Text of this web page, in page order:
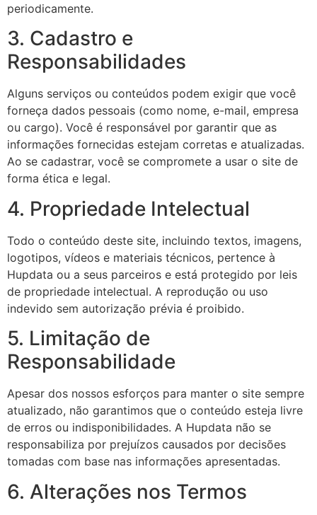
periodicamente.
3. Cadastro e
Responsabilidades
Alguns serviços ou conteúdos podem exigir que você
forneça dados pessoais (como nome, e-mail, empresa
ou cargo). Você é responsável por garantir que as
informações fornecidas estejam corretas e atualizadas.
Ao se cadastrar, você se compromete a usar o site de
forma ética e legal.
4. Propriedade Intelectual
Todo o conteúdo deste site, incluindo textos, imagens,
logotipos, vídeos e materiais técnicos, pertence à
Hupdata ou a seus parceiros e está protegido por leis
de propriedade intelectual. A reprodução ou uso
indevido sem autorização prévia é proibido.
5. Limitação de
Responsabilidade
Apesar dos nossos esforços para manter o site sempre
atualizado, não garantimos que o conteúdo esteja livre
de erros ou indisponibilidades. A Hupdata não se
responsabiliza por prejuízos causados por decisões
tomadas com base nas informações apresentadas.
6. Alterações nos Termos